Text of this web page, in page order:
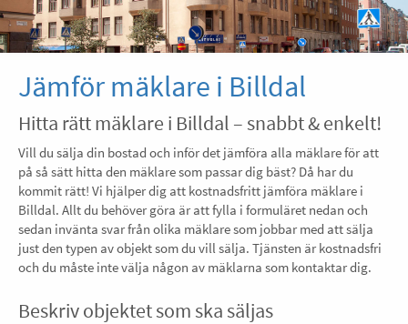
Jämför mäklare i Billdal
Hitta rätt mäklare i Billdal – snabbt & enkelt!
Vill du sälja din bostad och inför det jämföra alla mäklare för att
på så sätt hitta den mäklare som passar dig bäst? Då har du
kommit rätt! Vi hjälper dig att kostnadsfritt jämföra mäklare i
Billdal. Allt du behöver göra är att fylla i formuläret nedan och
sedan invänta svar från olika mäklare som jobbar med att sälja
just den typen av objekt som du vill sälja. Tjänsten är kostnadsfri
och du måste inte välja någon av mäklarna som kontaktar dig.
Beskriv objektet som ska säljas